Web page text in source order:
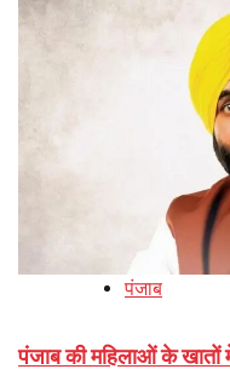
पंजाब
पंजाब की महिलाओं के